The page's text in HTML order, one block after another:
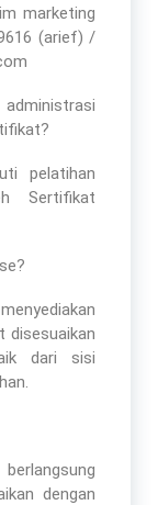
marketing
(arief) /
pelatihan
Sertifikat
disesuaikan
dari sisi
dengan